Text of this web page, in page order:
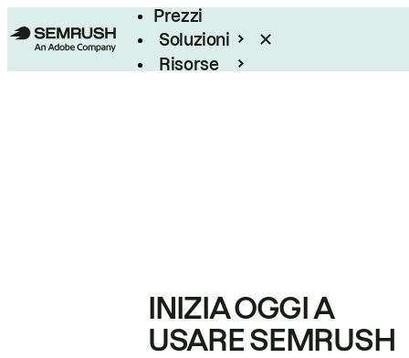
Prezzi
Soluzioni
Risorse
INIZIA OGGI A
USARE SEMRUSH